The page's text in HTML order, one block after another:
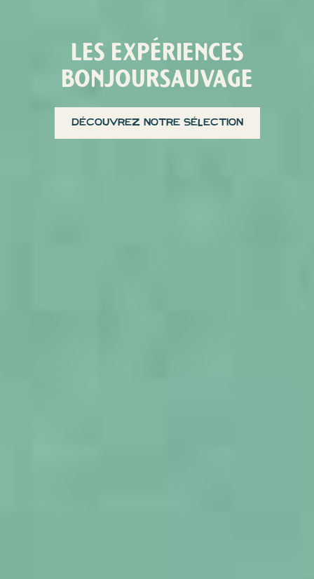
LES EXPÉRIENCES
BONJOURSAUVAGE
découvrez notre sélection